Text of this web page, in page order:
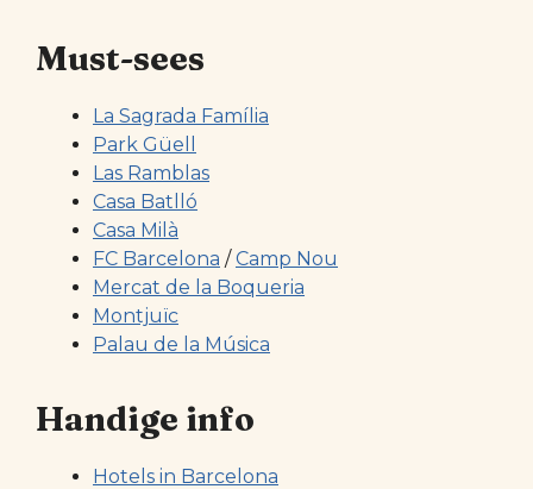
Must-sees
La Sagrada Família
Park Güell
Las Ramblas
Casa Batlló
Casa Milà
FC Barcelona /Camp Nou
Mercat de la Boqueria
Montjuïc
Palau de la Música
Handige info
Hotels in Barcelona